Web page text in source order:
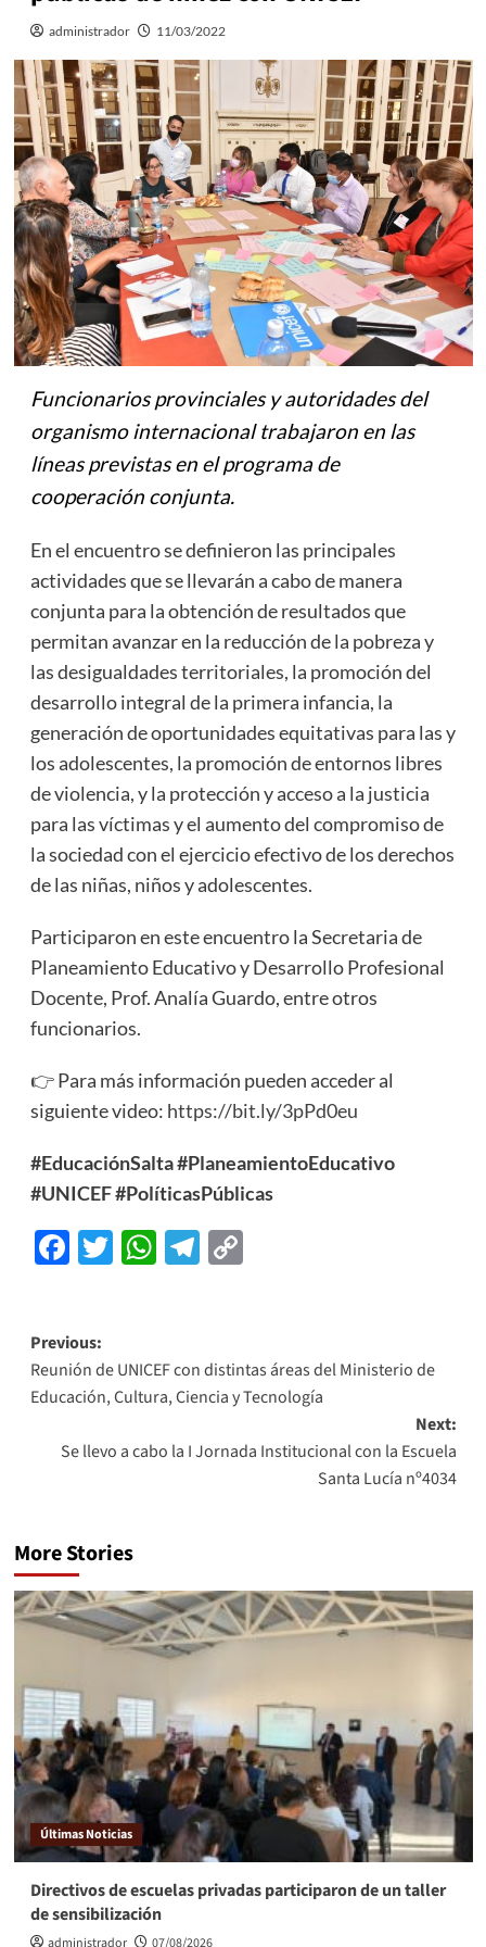
administrador 11/03/2022
Funcionarios provinciales y autoridades del
organismo internacional trabajaron en las
líneas previstas en el programa de
cooperación conjunta.
En el encuentro se definieron las principales
actividades que se llevarán a cabo de manera
conjunta para la obtención de resultados que
permitan avanzar en la reducción de la pobreza y
las desigualdades territoriales, la promoción del
desarrollo integral de la primera infancia, la
generación de oportunidades equitativas para las y
los adolescentes, la promoción de entornos libres
de violencia, y la protección y acceso a la justicia
para las víctimas y el aumento del compromiso de
la sociedad con el ejercicio efectivo de los derechos
de las niñas, niños y adolescentes.
Participaron en este encuentro la Secretaria de
Planeamiento Educativo y Desarrollo Profesional
Docente, Prof. Analía Guardo, entre otros
funcionarios.
👉 Para más información pueden acceder al
siguiente video: https://bit.ly/3pPd0eu
#EducaciónSalta #PlaneamientoEducativo
#UNICEF #PolíticasPúblicas
Facebook
Twitter
WhatsApp
Telegram
Copy
Previous:
Reunión de UNICEF con distintas áreas del Ministerio de
Educación, Cultura, Ciencia y Tecnología
Next:
Se llevo a cabo la I Jornada Institucional con la Escuela
Santa Lucía nº4034
More Stories
Últimas Noticias
Directivos de escuelas privadas participaron de un taller
de sensibilización